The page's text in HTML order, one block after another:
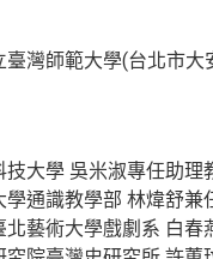
臺灣師範大學(台北市大
技大學 吳米淑專任助理
學通識教學部 林煒舒兼
北藝術大學戲劇系 白春